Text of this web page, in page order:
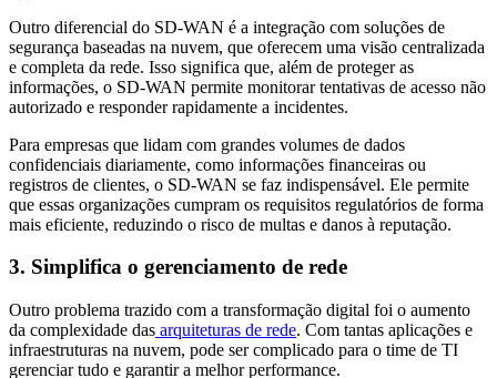
Outro diferencial do SD-WAN é a integração com soluções de
segurança baseadas na nuvem, que oferecem uma visão centralizada
e completa da rede. Isso significa que, além de proteger as
informações, o SD-WAN permite monitorar tentativas de acesso não
autorizado e responder rapidamente a incidentes.
Para empresas que lidam com grandes volumes de dados
confidenciais diariamente, como informações financeiras ou
registros de clientes, o SD-WAN se faz indispensável. Ele permite
que essas organizações cumpram os requisitos regulatórios de forma
mais eficiente, reduzindo o risco de multas e danos à reputação.
3. Simplifica o gerenciamento de rede
Outro problema trazido com a transformação digital foi o aumento
da complexidade das arquiteturas de rede. Com tantas aplicações e
infraestruturas na nuvem, pode ser complicado para o time de TI
gerenciar tudo e garantir a melhor performance.